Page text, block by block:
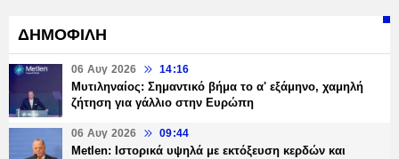
ΔΗΜΟΦΙΛΗ
06 Αυγ 2026 14:16
Μυτιληναίος: Σημαντικό βήμα το α' εξάμηνο, χαμηλή
ζήτηση για γάλλιο στην Ευρώπη
06 Αυγ 2026 09:44
Metlen: Ιστορικά υψηλά με εκτόξευση κερδών και